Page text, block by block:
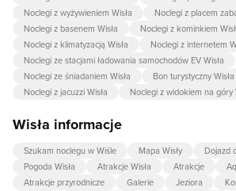
Noclegi z wyżywieniem Wisła
Noclegi z placem
Noclegi z basenem Wisła
Noclegi z kominkiem
Noclegi z klimatyzacją Wisła
Noclegi z internetem
Noclegi ze stacjami ładowania samochodów EV Wisła
Noclegi ze śniadaniem Wisła
Bon turystyczny Wisła
Noclegi z jacuzzi Wisła
Noclegi z widokiem na góry
Wisła informacje
Szukam noclegu w Wiśle Mapa Wisły
Dojazd
Pogoda Wisła
Atrakcje Wisła Atrakcje
Atrakcje przyrodnicze
Galerie Jeziora